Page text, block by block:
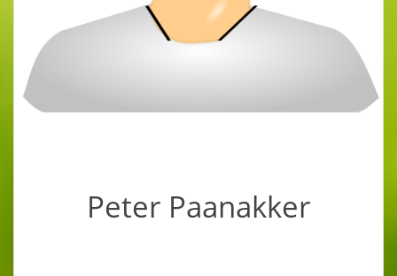
Peter Paanakker
Zertifizierter MSC Teacher (mindful self-
compassion) | zertifizierter erfahrener